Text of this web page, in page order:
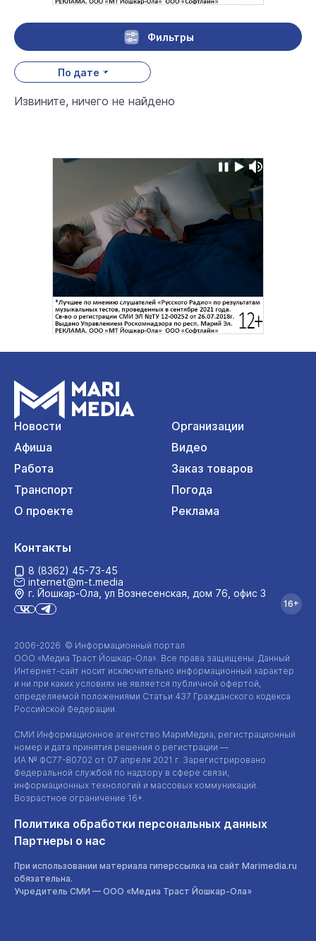
Фильтры
По дате
Извините, ничего не найдено
Новости
Организации
Афиша
Видео
Работа
Заказ товаров
Транспорт
Погода
О проекте
Реклама
2006-2026 © Информационный портал
ООО «Медиа Траст Йошкар-Ола». Все права защищены. Данный
Интернет-сайт носит исключительно информационный характер
и ни при каких условиях не является публичной офертой,
определяемой положениями Статьи 437 Гражданского кодекса
Российской Федерации.
СМИ Информационное агентство МариМедиа, регистрационный
номер и дата принятия решения о регистрации —
ИА № ФС77-80702 от 07 апреля 2021 г. Зарегистрировано
Федеральной службой по надзору в сфере связи,
информационных технологий и массовых коммуникаций.
Возрастное ограничение 16+.
Политика обработки персональных данных
Партнеры о нас
При использовании материала гиперссылка на сайт Marimedia.ru
обязательна.
Учредитель СМИ — ООО «Медиа Траст Йошкар-Ола»
Контакты
8 (8362) 45-73-45
internet@m-t.media
г. Йошкар‑Ола, ул Вознесенская, дом 76, офис 3
16+